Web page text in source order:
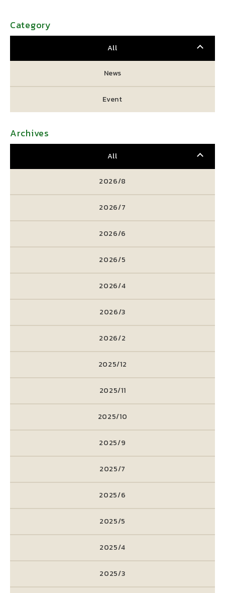
Category
All
News
Event
Archives
All
2026/8
2026/7
2026/6
2026/5
2026/4
2026/3
2026/2
2025/12
2025/11
2025/10
2025/9
2025/7
2025/6
2025/5
2025/4
2025/3